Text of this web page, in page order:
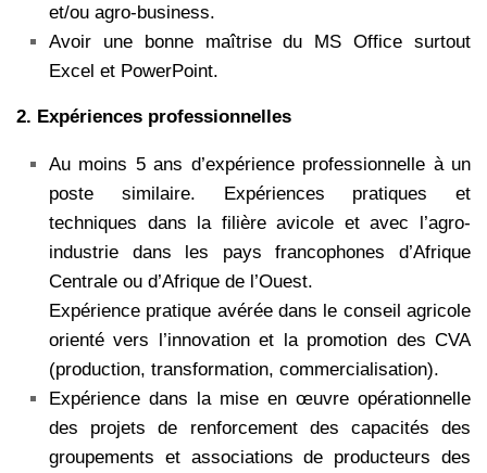
et/ou agro-business.
Avoir une bonne maîtrise du MS Office surtout
Excel et PowerPoint.
2. Expériences professionnelles
Au moins 5 ans d’expérience professionnelle à un
poste similaire. Expériences pratiques et
techniques dans la filière avicole et avec l’agro-
industrie dans les pays francophones d’Afrique
Centrale ou d’Afrique de l’Ouest.
Expérience pratique avérée dans le conseil agricole
orienté vers l’innovation et la promotion des CVA
(production, transformation, commercialisation).
Expérience dans la mise en œuvre opérationnelle
des projets de renforcement des capacités des
groupements et associations de producteurs des